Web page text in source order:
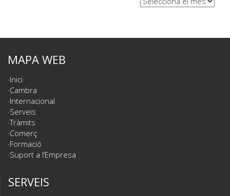
MAPA WEB
Inici
Cambra
Internacional
Serveis
Tràmits
Comerç
Formació
Suport a l’Empresa
SERVEIS